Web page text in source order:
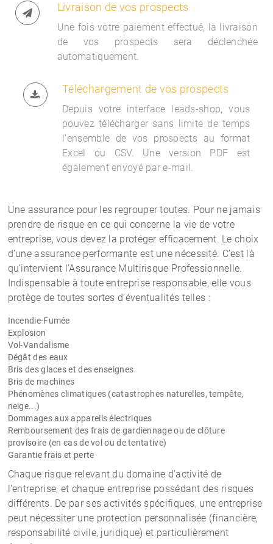
Livraison de vos prospects
Une fois votre paiement effectué, la livraison
de vos prospects sera déclenchée
automatiquement.
Téléchargement de vos prospects
Depuis votre interface leads-shop, vous
pouvez télécharger sans limite de temps
l'ensemble de vos prospects au format
Excel ou CSV. Une version PDF est
également envoyé par e-mail.
Une assurance pour les regrouper toutes. Pour ne jamais
prendre de risque en ce qui concerne la vie de votre
entreprise, vous devez la protéger efficacement. Le choix
d’une assurance performante est une nécessité. C’est là
qu’intervient l’Assurance Multirisque Professionnelle.
Indispensable à toute entreprise responsable, elle vous
protège de toutes sortes d’éventualités telles :
Incendie-Fumée
Explosion
Vol-Vandalisme
Dégât des eaux
Bris des glaces et des enseignes
Bris de machines
Phénomènes climatiques (catastrophes naturelles, tempête,
neige...)
Dommages aux appareils électriques
Remboursement des frais de gardiennage ou de clôture
provisoire (en cas de vol ou de tentative)
Garantie frais et perte
Chaque risque relevant du domaine d’activité de
l’entreprise, et chaque entreprise possédant des risques
différents. De par ses activités spécifiques, une entreprise
peut nécessiter une protection personnalisée (financière,
responsabilité civile, juridique) et particulièrement